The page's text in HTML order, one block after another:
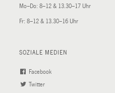
Mo–Do: 8–12 & 13.30–17 Uhr
Fr: 8–12 & 13.30–16 Uhr
SOZIALE MEDIEN
Facebook
Twitter